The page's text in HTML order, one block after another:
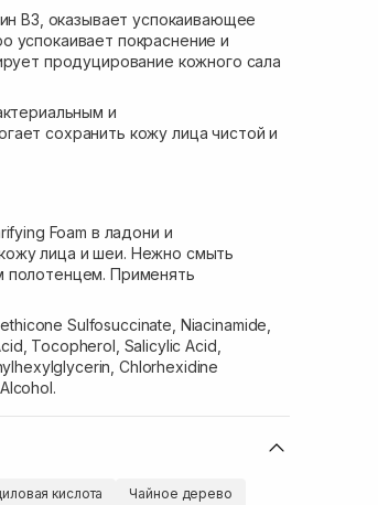
B3, оказывает успокаивающее
успокаивает покраснение и
продуцирование кожного сала
и
сохранить кожу лица чистой и
Foam в ладони и
лица и шеи. Нежно смыть
Применять
Sulfosuccinate, Niacinamide,
Tocopherol, Salicylic Acid,
Chlorhexidine
кислота Чайное дерево